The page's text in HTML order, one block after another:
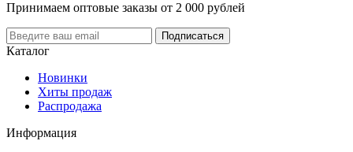
Принимаем оптовые заказы от 2 000 рублей
Каталог
Новинки
Хиты продаж
Распродажа
Информация